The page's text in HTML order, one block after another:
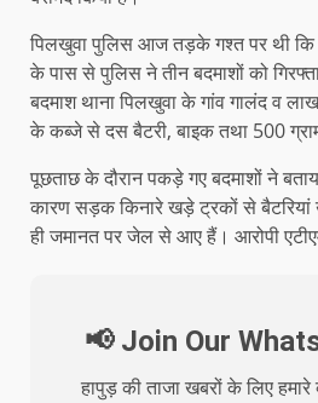
पिलखुवा पुलिस आज तड़के गश्त पर थी कि
के पास से पुलिस ने तीन बदमाशों को
बदमाश थाना पिलखुवा के गांव गालंद व
के कब्जे से दस बैटरी, बाइक तथा 500 ग्राम
पूछताछ के दौरान पकड़े गए बदमाशों ने
कारण सड़क किनारे खड़े ट्रकों से
ही जमानत पर जेल से आए हैं। आरोपी
📢 Join Our
हापुड़ की ताजा खबरों के लिए